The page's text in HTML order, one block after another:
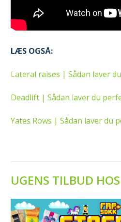
LÆS OGSÅ:
Lateral raises | Sådan laver
Deadlift | Sådan laver du
Yates Rows | Sådan laver du
UGENS TILBUD